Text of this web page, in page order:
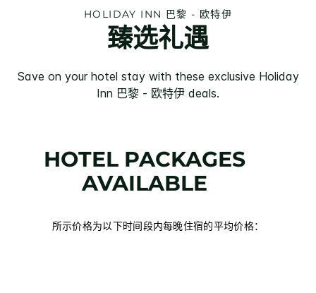
HOLIDAY INN 巴黎 - 欧特伊
臻选礼遇
Save on your hotel stay with these exclusive Holiday
Inn 巴黎 - 欧特伊 deals.
HOTEL PACKAGES
AVAILABLE
所示价格为以下时间段内每晚住宿的平均价格：